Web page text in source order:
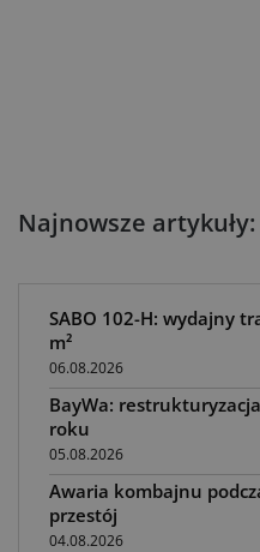
Najnowsze artykuły:
SABO 102-H: wydajny
m²
06.08.2026
BayWa:
roku
05.08.2026
Awaria kombajnu
przestój
04.08.2026